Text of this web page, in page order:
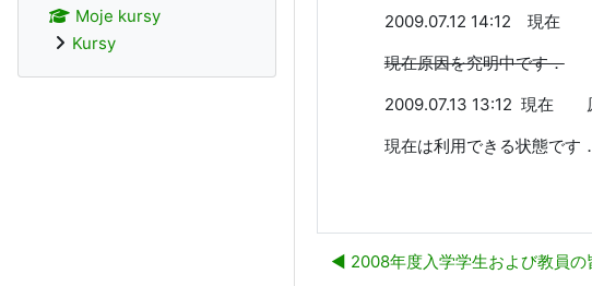
2009.07.12 14:12 現在
現在原因を究明中です．
2009.07.13 13:12 現在 原
現在は利用できる状態です．
◀︎ 2008年度入学学生および教員の
Moje kursy
Kursy